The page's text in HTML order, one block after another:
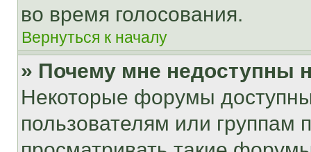
во время голосования.
Вернуться к началу
» Почему мне недоступны
Некоторые форумы
пользователям или группам